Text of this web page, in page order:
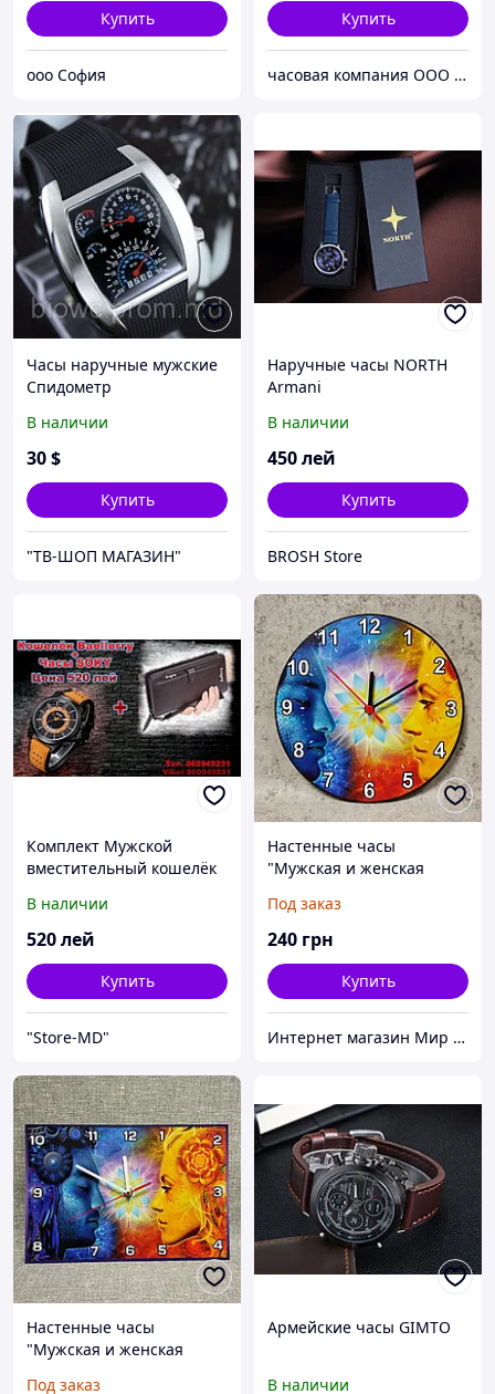
Купить
ooo София
Купить
часовая компания ООО ШИЦЗЕ
Часы наручные мужские
Спидометр
В наличии
30$
Купить
"ТВ-ШОП МАГАЗИН"
Наручные часы NORTH
Armani
В наличии
450лей
Купить
BROSH Store
Комплект Мужской
вместительный кошелёк
В наличии
520лей
Купить
"Store-MD"
Настенные часы
"Мужская и женская
Под заказ
240 грн
Купить
Интернет магазин Мир стендов. Товары из Украины
Настенные часы
"Мужская и женская
Под заказ
Армейские часы GIMTO
В наличии